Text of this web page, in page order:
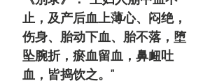
止，及产后血上薄心、闷绝，
伤身、胎动下血、胎不落，堕
坠腕折，瘀血留血，鼻衄吐
血，皆捣饮之。"